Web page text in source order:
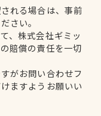
れる場合は、事前
さい。
、株式会社ギミッ
賠償の責任を一切
がお問い合わせフ
ますようお願いい